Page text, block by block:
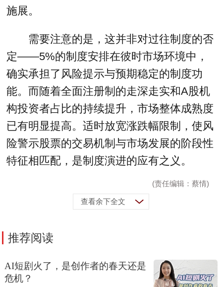
施展。
需要注意的是，这并非对过往制度的否
定——5%的制度安排在彼时市场环境中，
确实承担了风险提示与预期稳定的制度功
能。而随着全面注册制的走深走实和A股机
构投资者占比的持续提升，市场整体成熟度
已有明显提高。适时放宽涨跌幅限制，使风
险警示股票的交易机制与市场发展的阶段性
特征相匹配，是制度演进的应有之义。
(责任编辑：蔡情)
查看余下全文
推荐阅读
AI短剧火了，是创作者的春天还是
危机？